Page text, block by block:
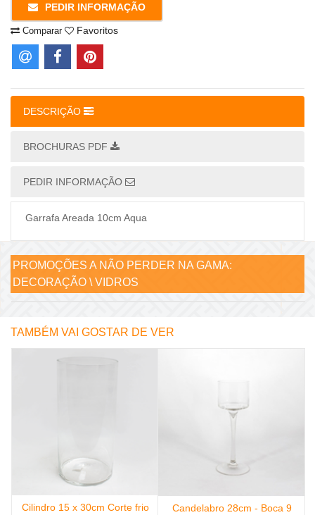
PEDIR INFORMAÇÃO
Comparar Favoritos
DESCRIÇÃO
BROCHURAS PDF
PEDIR INFORMAÇÃO
Garrafa Areada 10cm Aqua
PROMOÇÕES A NÃO PERDER NA GAMA:
DECORAÇÃO \ VIDROS
TAMBÉM VAI GOSTAR DE VER
Cilindro 15 x 30cm Corte frio Candelabro 28cm - Boca 9